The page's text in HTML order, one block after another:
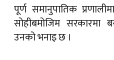
पूर्ण समानुपातिक
सोहीबमोजिम
उनको भनाइ छ ।